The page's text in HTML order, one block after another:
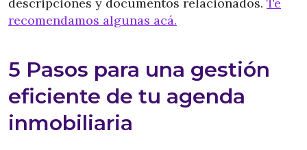
recomendamos algunas acá.
5 Pasos para una gestión
eficiente de tu agenda
inmobiliaria